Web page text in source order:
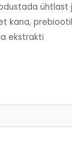
ühtlast
kana,
ekstrakti